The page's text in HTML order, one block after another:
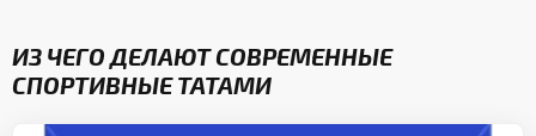
ИЗ ЧЕГО ДЕЛАЮТ СОВРЕМЕННЫЕ
СПОРТИВНЫЕ ТАТАМИ